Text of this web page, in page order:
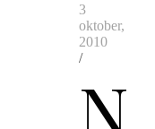
3
oktober,
2010
/
N